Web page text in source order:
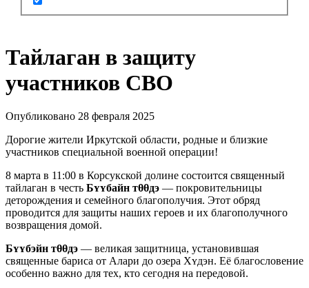
Тайлаган в защиту
участников СВО
Опубликовано 28 февраля 2025
Дорогие жители Иркутской области, родные и близкие
участников специальной военной операции!
8 марта в 11:00 в Корсукской долине состоится священный
тайлаган в честь Бʏʏбайн тθθдэ — покровительницы
деторождения и семейного благополучия. Этот обряд
проводится для защиты наших героев и их благополучного
возвращения домой.
Бʏʏбэйн тθθдэ — великая защитница, установившая
священные бариса от Алари до озера Хʏдэн. Её благословение
особенно важно для тех, кто сегодня на передовой.